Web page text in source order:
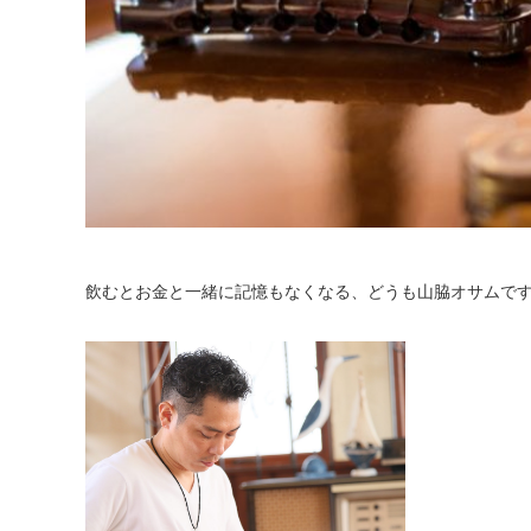
飲むとお金と一緒に記憶もなくなる、どうも山脇オサムで